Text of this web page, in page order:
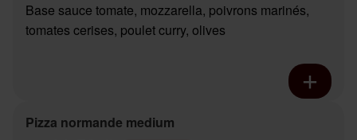
Base sauce tomate, mozzarella, poivrons marinés,
tomates cerises, poulet curry, olives
Pizza normande medium